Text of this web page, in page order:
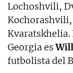
Lochoshvili,
Kvaratskhelia.
Georgia es
futbolista del